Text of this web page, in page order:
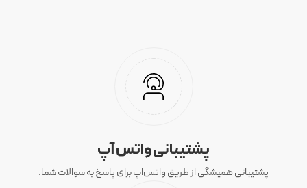
پشتیبانی واتس آپ
پشتیبانی همیشگی از طریق واتس‌اپ برای پاسخ به سوالات شما.